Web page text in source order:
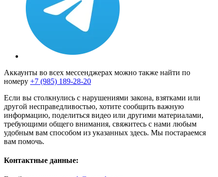
Аккаунты во всех мессенджерах можно также найти по
номеру +7 (985) 189-28-20
Если вы столкнулись с нарушениями закона, взятками или
другой несправедливостью, хотите сообщить важную
информацию, поделиться видео или другими материалами,
требующими общего внимания, свяжитесь с нами любым
удобным вам способом из указанных здесь. Мы постараемся
вам помочь.
Контактные данные: